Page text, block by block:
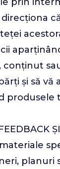
prin
conținut
și să